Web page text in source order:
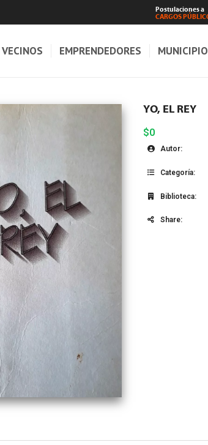
Postulaciones a
CARGOS
VECINOS EMPRENDEDORES MUNICIPIO
YO, EL REY
$0
Autor:
Categoría:
Biblioteca:
Share: